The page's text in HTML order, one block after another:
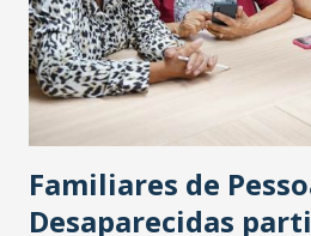
combina traços caligráficos e
em composições coloridas e
uma forte influência da psicodelia
elementos que são
pr...
Familiares de
Desaparecidas